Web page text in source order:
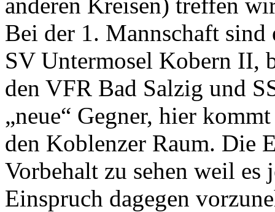
Bei der 1. Mannschaft
SV Untermosel Kobern II,
den VFR Bad Salzig und
„neue“ Gegner, hier
den Koblenzer Raum. Die
Vorbehalt zu sehen weil es
Einspruch dagegen